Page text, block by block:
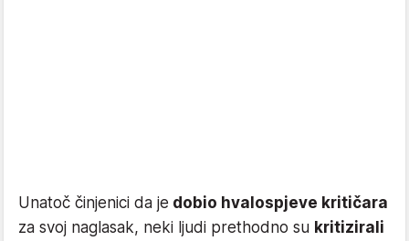
Unatoč činjenici da je dobio hvalospjeve kritičara
za svoj naglasak, neki ljudi prethodno su kritizirali